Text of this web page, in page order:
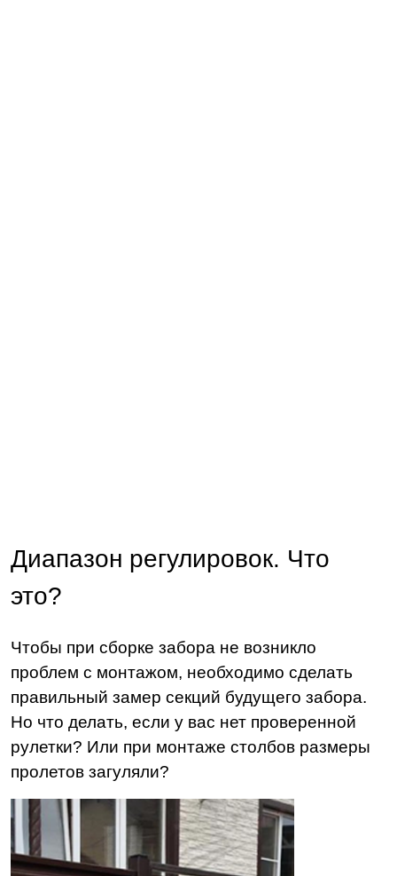
Диапазон регулировок. Что
это?
Чтобы при сборке забора не возникло
проблем с монтажом, необходимо сделать
правильный замер секций будущего забора.
Но что делать, если у вас нет проверенной
рулетки? Или при монтаже столбов размеры
пролетов загуляли?